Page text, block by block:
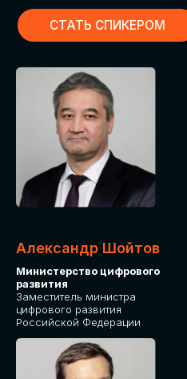
Александр Шойтов
Министерство цифрового
развития
Заместитель министра
цифрового развития
Российской Федерации